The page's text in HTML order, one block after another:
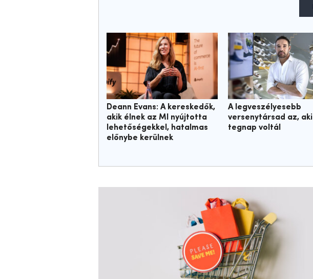
Deann Evans: A kereskedők,
akik élnek az MI nyújtotta
lehetőségekkel, hatalmas
előnybe kerülnek
A legveszélyesebb
versenytársad az, aki
tegnap voltál